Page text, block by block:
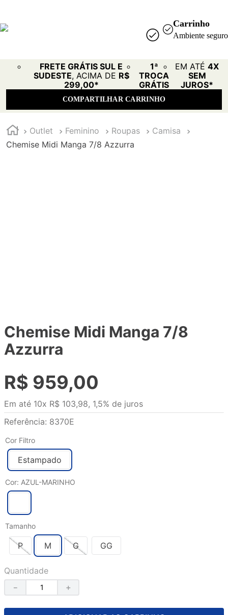
Carrinho
Ambiente seguro
COMPARTILHAR CARRINHO
FRETE GRÁTIS SUL E
SUDESTE, ACIMA DE R$
299,00*
1ª
TROCA
GRÁTIS
EM ATÉ4X
SEM
JUROS*
Outlet Feminino Roupas
Camisa
Chemise Midi Manga 7/8 Azzurra
Chemise Midi Manga 7/8
Azzurra
R$ 959,00
Em até 10x R$ 103,98, 1,5% de juros
Referência: 8370E
Cor Filtro
Estampado
Cor: AZUL-MARINHO
Tamanho
P M G GG
Quantidade
＋
－